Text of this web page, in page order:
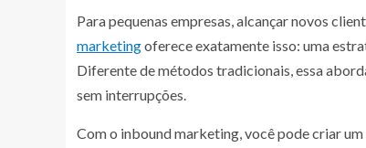
Para pequenas empresas, alcançar novos
marketingoferece exatamente isso: uma
Diferente de métodos tradicionais, essa
sem interrupções.
Com o inbound marketing, você pode criar